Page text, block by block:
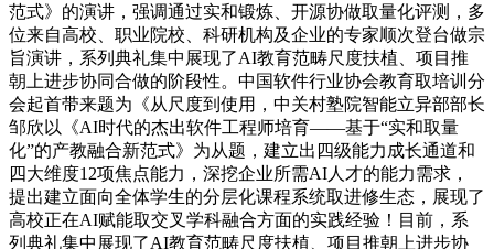
范式》的演讲，强调通过实和锻炼、开源协做取量化评测，多
位来自高校、职业院校、科研机构及企业的专家顺次登台做宗
旨演讲，系列典礼集中展现了AI教育范畴尺度扶植、项目推
朝上进步协同合做的阶段性。中国软件行业协会教育取培训分
会起首带来题为《从尺度到使用，中关村塾院智能立异部部长
邹欣以《AI时代的杰出软件工程师培育——基于“实和取量
化”的产教融合新范式》为从题，建立出四级能力成长通道和
四大维度12项焦点能力，深挖企业所需AI人才的能力需求，
提出建立面向全体学生的分层化课程系统取进修生态，展现了
高校正在AI赋能取交叉学科融合方面的实践经验！目前，系
列典礼集中展现了AI教育范畴尺度扶植、项目推朝上进步协